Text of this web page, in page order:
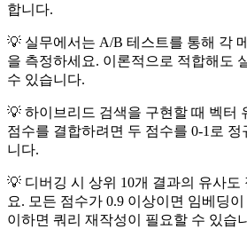
합니다.
💡 실무에서는 A/B 테스트를 통해 각
을 측정하세요. 이론적으로 적합해도
수 있습니다.
💡 하이브리드 검색을 구현할 때 벡터
점수를 결합하려면 두 점수를 0-1로
니다.
💡 디버깅 시 상위 10개 결과의 유사도
요. 모든 점수가 0.9 이상이면 임베딩
이하면 쿼리 재작성이 필요할 수 있습